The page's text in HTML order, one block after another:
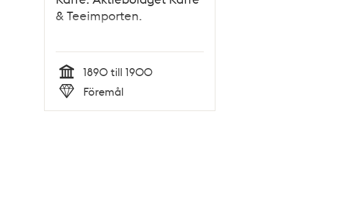
& Teeimporten.
Tid
1890 till 1900
Typ
Föremål